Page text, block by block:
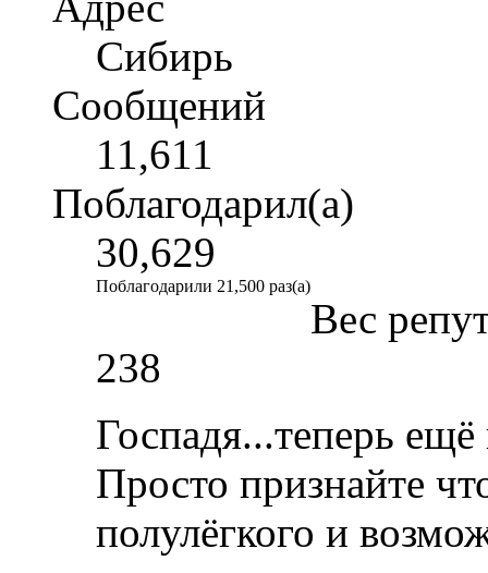
Сибирь
Сообщений
11,611
Поблагодарил(а)
30,629
Поблагодарили 21,500 раз(а)
Вес
238
Госпадя...теперь
Просто признайте
полулёгкого и